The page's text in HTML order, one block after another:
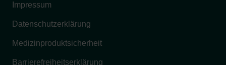
Impressum
Datenschutzerklärung
Medizinproduktsicherheit
Barrierefreiheitserklärung